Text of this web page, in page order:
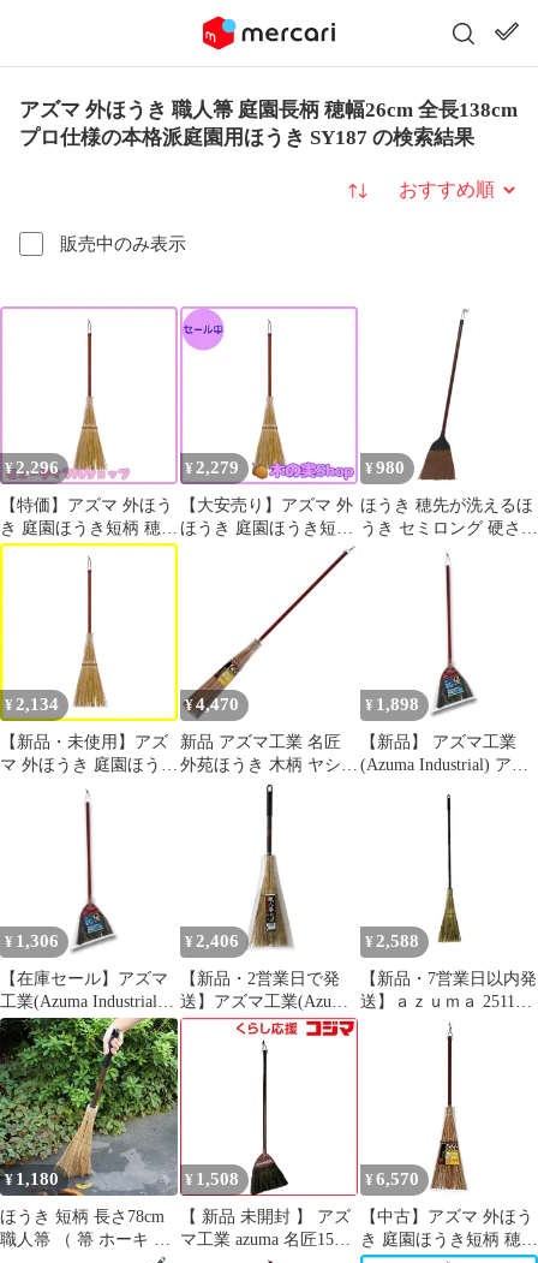
アズマ 外ほうき 職人箒 庭園長柄 穂幅26cm 全長138cm
プロ仕様の本格派庭園用ほうき SY187 の検索結果
販売中のみ表示
並び替え
¥2,296
【特価】アズマ 外ほう
き 庭園ほうき短柄 穂幅
20cm 全長82cm 砂利・
花壇の掃き掃除に 名匠
¥ 2,279
【大安売り】アズマ 外
ほうき 庭園ほうき短柄
穂幅20cm 全長82cm 砂
利・花壇の掃き掃除に
¥ 980
ほうき 穂先が洗えるほ
うき セミロング 硬さ
普通 （ ホウキ 箒 洗え
る 化繊ほうき 玄関 ベ
ランダ 掃除 玄関掃除
掃き掃除 外掃除 掃除用
品 清掃グッズ ）)
¥ 2,134
【新品・未使用】アズ
マ 外ほうき 庭園ほうき
短柄 穂幅20cm 全長
82cm 砂利・花壇の掃き
掃除に 名匠161
¥4,470
新品 アズマ工業 名匠
外苑ほうき 木柄 ヤシの
葉脈から作った太くて
弾力のあるほうき 芝
生・道路の落ち葉の掃
除に適応 穂幅20cm 全
長127cm 名匠168
¥ 1,898
【新品】 アズマ工業
(Azuma Industrial) アズ
き短柄 穂幅20cm 全長
除に 名匠151 0
¥ 1,306
【在庫セール】アズマ
工業(Azuma Industrial)
アズマ 外ほうき 黒シダ
ほうき短柄 穂幅20cm
全長82cm 玄関やお庭の
お掃除に 名匠151
¥ 2,406
【新品・2営業日で発
送】アズマ工業(Azuma
Industrial) 職人箒 庭
園 短柄 SY189 1本
¥ 2,588
【新品・7営業日以内発
送】ａｚｕｍａ 251109
SY187職人箒 庭園長柄
¥ 1,180
ほうき 短柄 長さ78cm
職人箒 （ 箒 ホーキ 屋
¥ 1,508
【 新品 未開封 】 アズ
マ工業 azuma 名匠151
¥ 6,570
【中古】アズマ 外ほう
き 庭園ほうき短柄 穂幅